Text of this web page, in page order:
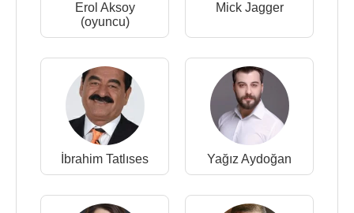
Erol Aksoy
(oyuncu)
Mick Jagger
İbrahim Tatlıses Yağız Aydoğan